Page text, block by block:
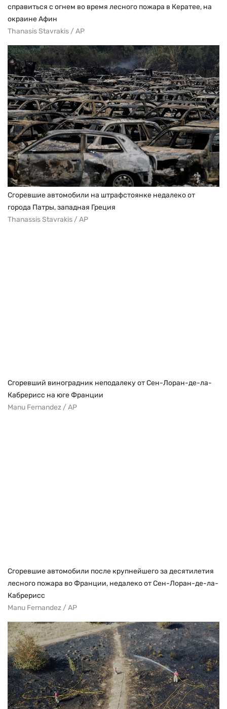
справиться с огнем во время лесного пожара в Кератее, на
окраине Афин
Thanasis Stavrakis / AP
Сгоревшие автомобили на штрафстоянке недалеко от
города Патры, западная Греция
Thanassis Stavrakis / AP
Сгоревший виноградник неподалеку от Сен-Лоран-де-ла-
Кабрерисс на юге Франции
Manu Fernandez / AP
Сгоревшие автомобили после крупнейшего за десятилетия
лесного пожара во Франции, недалеко от Сен-Лоран-де-ла-
Кабрерисс
Manu Fernandez / AP